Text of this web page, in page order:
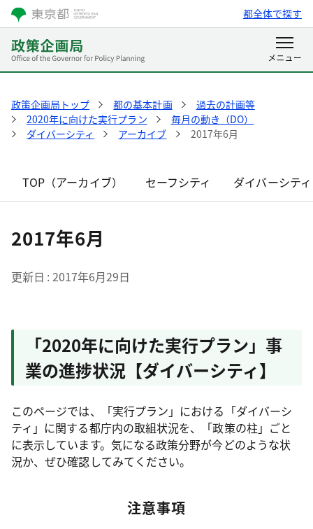
都全体で探す
政策企画局トップ 都の基本計画
過去の計画等
2020年に向けた実行プラン
毎月の動き（DO）
ダイバーシティ
アーカイブ 2017年6月
TOP（アーカイブ） セーフシティ ダイバーシティ
2017年6月
更新日 2017年6月29日
「2020年に向けた実行プラン」事
業の進捗状況【ダイバーシティ】
このページでは、「実行プラン」における「ダイバーシ
ティ」に関する都庁内の取組状況を、「政策の柱」ごと
に表示しています。気になる政策分野が今どのような状
況か、ぜひ確認してみてください。
注意事項